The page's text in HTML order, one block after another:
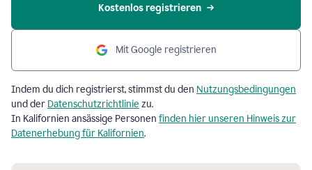
Kostenlos registrieren
Mit Google registrieren
Indem du dich registrierst, stimmst du den Nutzungsbedingungen
und der Datenschutzrichtlinie zu.
In Kalifornien ansässige Personen finden hier unseren Hinweis zur
Datenerhebung für Kalifornien.